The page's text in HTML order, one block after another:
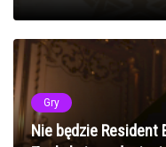
Gry
Nie będzie Resident